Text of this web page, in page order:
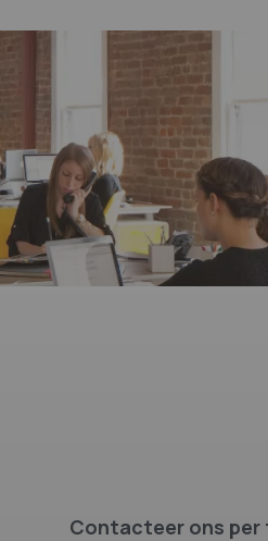
End of life
Contacteer ons